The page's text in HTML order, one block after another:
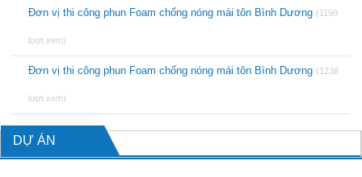
Đơn vị thi công phun Foam chống nóng mái tôn Bình Dương (1198
lượt xem)
Đơn vị thi công phun Foam chống nóng mái tôn Bình Dương (1238
lượt xem)
DỰ ÁN